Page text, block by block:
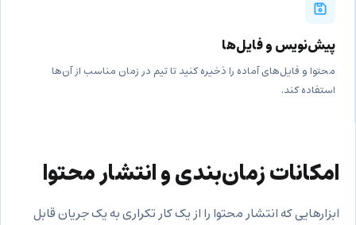
پیش‌نویس و فایل‌ها
محتوا و فایل‌های آماده را ذخیره کنید تا تیم در زمان مناسب از آن‌ها
استفاده کند.
امکانات زمان‌بندی و انتشار محتوا
ابزارهایی که انتشار محتوا را از یک کار تکراری به یک جریان قابل